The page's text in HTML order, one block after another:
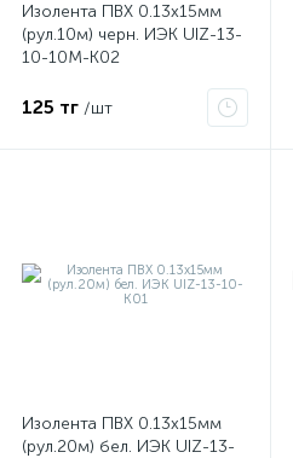
Изолента ПВХ 0.13х15мм
(рул.10м) черн. ИЭК UIZ-13-
10-10M-K02
125 тг /шт
Изолента ПВХ 0.13х15мм
(рул.20м) бел. ИЭК UIZ-13-